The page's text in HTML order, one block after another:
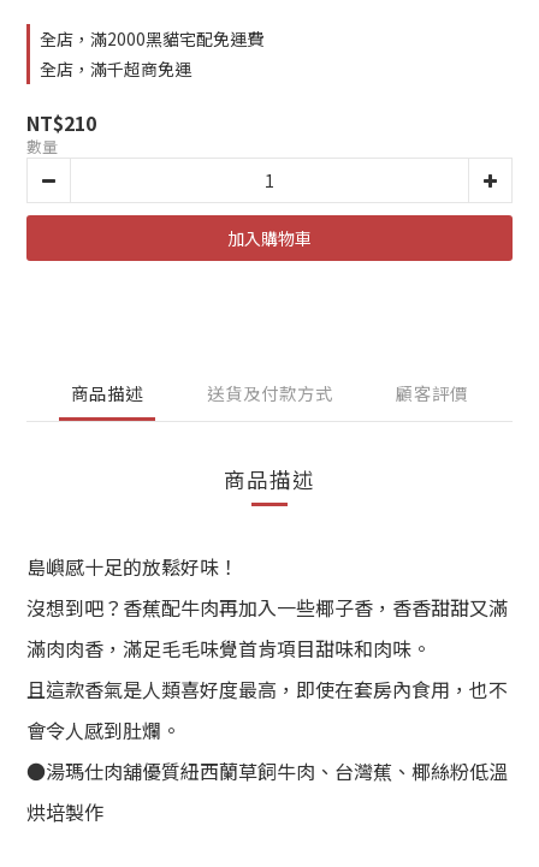
全店，滿2000黑貓宅配免運費
全店，滿千超商免運
NT$210
數量
加入購物車
商品描述 送貨及付款方式 顧客評價
商品描述
島嶼感十足的放鬆好味！
沒想到吧？香蕉配牛肉再加入一些椰子香，香香甜甜又滿
滿肉肉香，滿足毛毛味覺首肯項目甜味和肉味。
且這款香氣是人類喜好度最高，即使在套房內食用，也不
會令人感到肚爛。
●湯瑪仕肉舖優質紐西蘭草飼牛肉、台灣蕉、椰絲粉低溫
烘培製作